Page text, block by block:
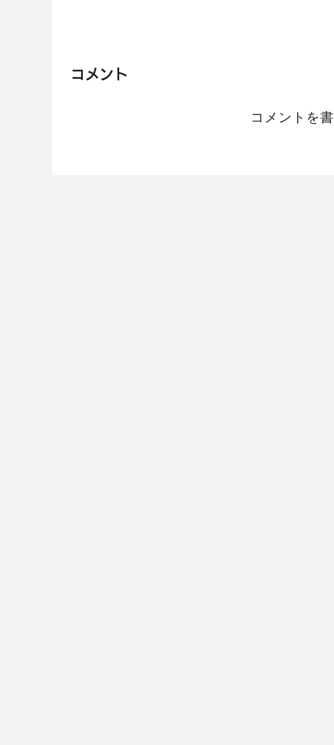
コメント
コメントを